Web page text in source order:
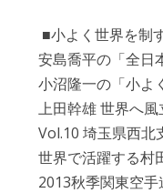
■小よく世界を制
安島喬平の「全日
小沼隆一の「小よ
上田幹雄 世界へ
Vol.10 埼玉県西北
世界で活躍する村
2013秋季関東空